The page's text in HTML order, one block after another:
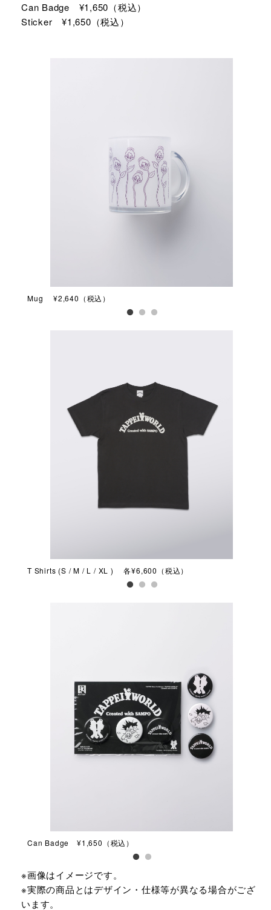
Can Badge ¥1,650（税込）
Sticker ¥1,650（税込）
Mug ¥2,640（税込）
T Shirts (S / M / L / XL ) 各¥6,600（税込）
Can Badge ¥1,650（税込）
※画像はイメージです。
※実際の商品とはデザイン・仕様等が異なる場合がござ
います。